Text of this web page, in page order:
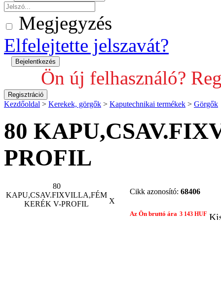
Megjegyzés
Elfelejtette jelszavát?
Ön új felhasználó?
Kezdőoldal > Kerekek, görgők > Kaputechnikai termékek > Görgők
80
PROFIL
X
80
KAPU,CSAV.FIXVILLA,FÉM
KERÉK V-PROFIL
Cikk azonosító: 68406
Az Ön bruttó ára 3 143 HUF